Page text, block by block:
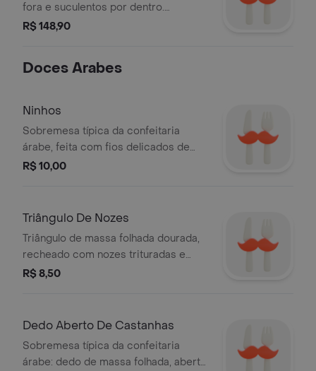
fora e suculentos por dentro.
preparados com tempero no ponto e
completa com muito sabor. serve 3
R$ 148,90
Doces Arabes
Ninhos
Sobremesa típica da confeitaria
árabe, feita com fios delicados de
massa cabelo de anjo moldados à
castanhas ou amêndoas. doce na
medida certa, com textura leve e final
marcante.
R$ 10,00
Triângulo De Nozes
Triângulo de massa folhada dourada,
recheado com nozes trituradas e
levemente adoçadas. uma sobremesa
na boca. perfeita para adoçar o final
R$ 8,50
Dedo Aberto De Castanhas
Sobremesa típica da confeitaria
árabe: dedo de massa folhada, aberto